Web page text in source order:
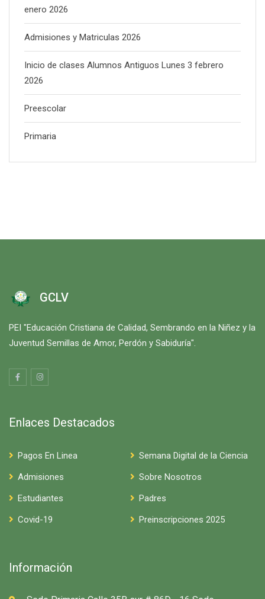
enero 2026
Admisiones y Matriculas 2026
Inicio de clases Alumnos Antiguos Lunes 3 febrero
2026
Preescolar
Primaria
GCLV
PEI "Educación Cristiana de Calidad, Sembrando en la Niñez y la
Juventud Semillas de Amor, Perdón y Sabiduría".
Enlaces Destacados
Pagos En Linea
Semana Digital de la Ciencia
Admisiones
Sobre Nosotros
Estudiantes
Padres
Covid-19
Preinscripciones 2025
Información